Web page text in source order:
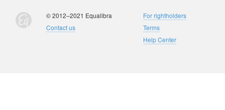
© 2012–2021 Equalibra
Contact us
For rightholders
Terms
Help Center